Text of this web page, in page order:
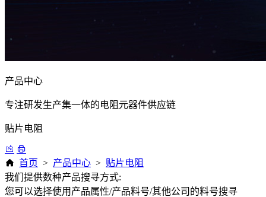
产品中心
专注研发生产集一体的电阻元器件供应链
贴片电阻
首页 > 产品中心 > 贴片电阻
我们提供数种产品搜寻方式:
您可以选择使用产品属性/产品料号/其他公司的料号搜寻